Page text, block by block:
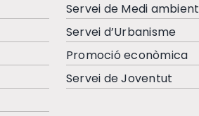
Servei de Medi ambient
Servei d’Urbanisme
Promoció econòmica
Servei de Joventut